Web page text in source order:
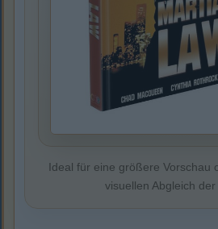
Ideal für eine größere Vorschau
visuellen Abgleich der